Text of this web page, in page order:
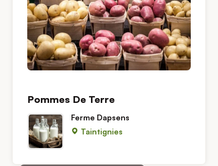
Pommes De Terre
Ferme Dapsens
Taintignies